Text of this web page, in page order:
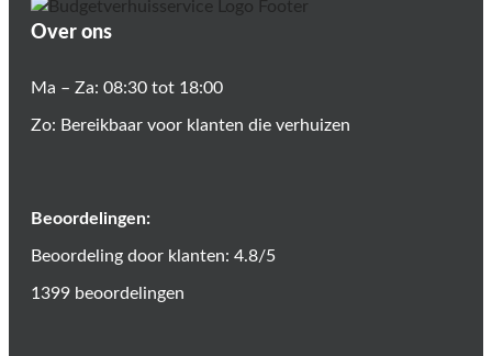
Over ons
Ma – Za: 08:30 tot 18:00
Zo: Bereikbaar voor klanten die verhuizen
Beoordelingen:
Beoordeling door klanten: 4.8/5
1399 beoordelingen